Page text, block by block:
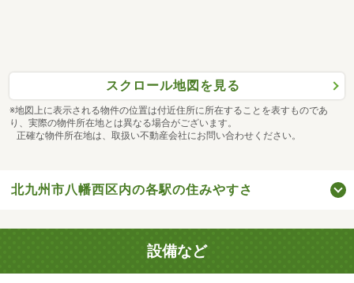
スクロール地図を見る
※地図上に表示される物件の位置は付近住所に所在することを表すものであ
り、実際の物件所在地とは異なる場合がございます。
正確な物件所在地は、取扱い不動産会社にお問い合わせください。
北九州市八幡西区内の各駅の住みやすさ
設備など